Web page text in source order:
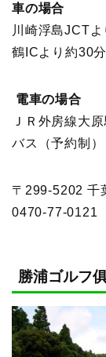
車の場合
川崎浮島JCT
鶴ICより約30
電車の場合
ＪＲ外房線大
バス（予約制）
〒299-5202 千
0470-77-0121
勝浦ゴルフ